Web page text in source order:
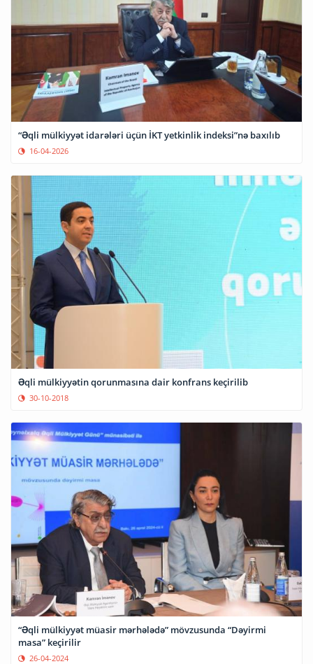
“Əqli mülkiyyət idarələri üçün İKT yetkinlik indeksi”nə baxılıb
16-04-2026
Əqli mülkiyyətin qorunmasına dair konfrans keçirilib
30-10-2018
“Əqli mülkiyyət müasir mərhələdə” mövzusunda “Dəyirmi
masa” keçirilir
26-04-2024